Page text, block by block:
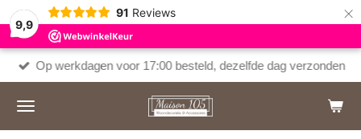
9,9
91 Reviews ×
Op werkdagen voor 17:00 besteld, dezelfde dag verzonden